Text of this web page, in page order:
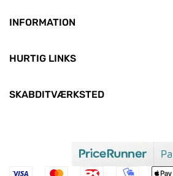
INFORMATION
9400 Nørresundby
Find os
HURTIG LINKS
SKABDITVÆRKSTED